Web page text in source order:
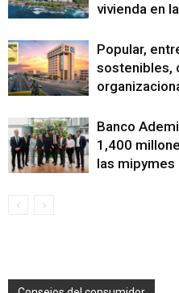
vivienda en
Popular,
sostenibles,
Banco
1,400
las mipymes